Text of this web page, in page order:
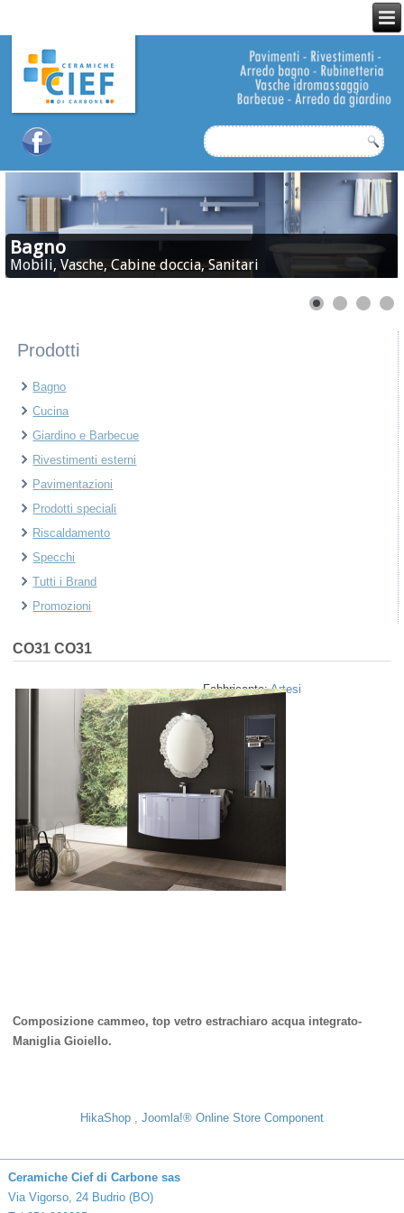
Bagno
Mobili, Vasche, Cabine doccia, Sanitari
Prodotti
Bagno
Cucina
Giardino e Barbecue
Rivestimenti esterni
Pavimentazioni
Prodotti speciali
Riscaldamento
Specchi
Tutti i Brand
Promozioni
CO31CO31
Fabbricante:Artesi
Composizione cammeo, top vetro estrachiaro acqua integrato-
Maniglia Gioiello.
HikaShop , Joomla!® Online Store Component
Ceramiche Cief di Carbone sas
Via Vigorso, 24 Budrio (BO)